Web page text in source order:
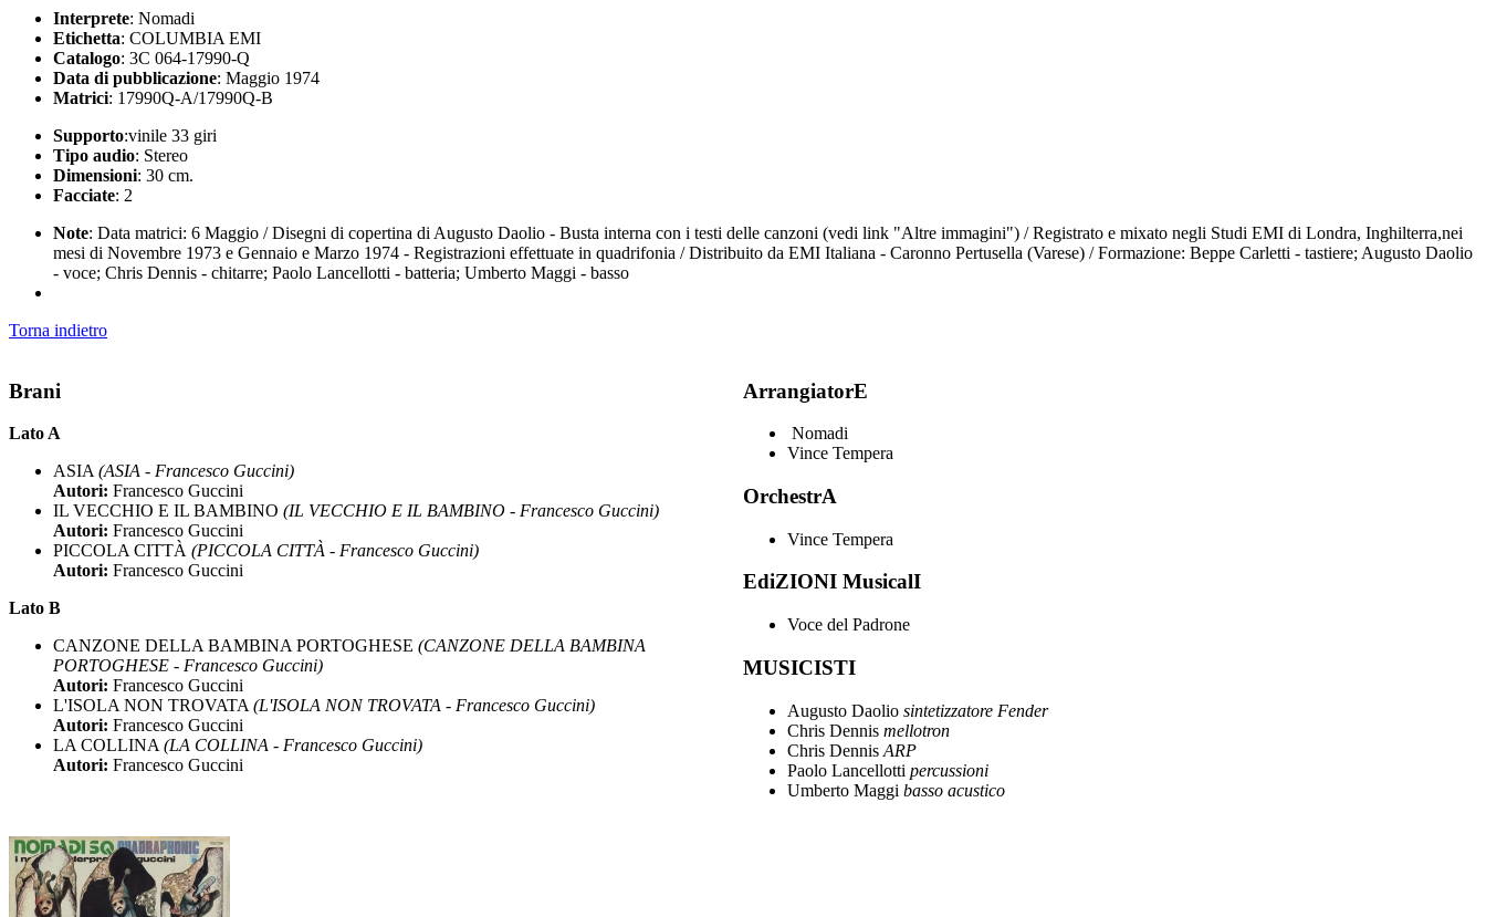
Interprete: Nomadi
Etichetta: COLUMBIA EMI
Catalogo: 3C 064-17990-Q
Data di pubblicazione: Maggio 1974
Matrici: 17990Q-A/17990Q-B
Supporto:vinile 33 giri
Tipo audio: Stereo
Dimensioni: 30 cm.
Facciate: 2
Note: Data matrici: 6 Maggio / Disegni di copertina di Augusto Daolio - Busta interna con i testi delle canzoni (vedi link "Altre immagini") / Registrato e mixato negli Studi EMI di Londra, Inghilterra,nei
mesi di Novembre 1973 e Gennaio e Marzo 1974 - Registrazioni effettuate in quadrifonia / Distribuito da EMI Italiana - Caronno Pertusella (Varese) / Formazione: Beppe Carletti - tastiere; Augusto Daolio
- voce; Chris Dennis - chitarre; Paolo Lancellotti - batteria; Umberto Maggi - basso
Torna indietro
Brani
Lato A
ASIA (ASIA - Francesco Guccini)
Autori: Francesco Guccini
IL VECCHIO E IL BAMBINO (IL VECCHIO E IL BAMBINO - Francesco Guccini)
Autori: Francesco Guccini
PICCOLA CITTÀ (PICCOLA CITTÀ - Francesco Guccini)
Autori: Francesco Guccini
Lato B
CANZONE DELLA BAMBINA PORTOGHESE (CANZONE DELLA BAMBINA
PORTOGHESE - Francesco Guccini)
Autori: Francesco Guccini
L'ISOLA NON TROVATA (L'ISOLA NON TROVATA - Francesco Guccini)
Autori: Francesco Guccini
LA COLLINA (LA COLLINA - Francesco Guccini)
Autori: Francesco Guccini
ArrangiatorE
Nomadi
Vince Tempera
OrchestrA
Vince Tempera
EdiZIONI MusicalI
Voce del Padrone
MUSICISTI
Augusto Daolio sintetizzatore Fender
Chris Dennis mellotron
Chris Dennis ARP
Paolo Lancellotti percussioni
Umberto Maggi basso acustico